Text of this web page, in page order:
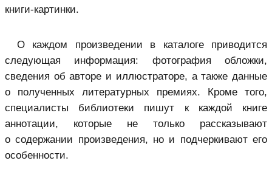
книги-картинки.
О каждом произведении в каталоге приводится
следующая информация: фотография обложки,
сведения об авторе и иллюстраторе, а также данные
о полученных литературных премиях. Кроме того,
специалисты библиотеки пишут к каждой книге
аннотации, которые не только рассказывают
о содержании произведения, но и подчеркивают его
особенности.